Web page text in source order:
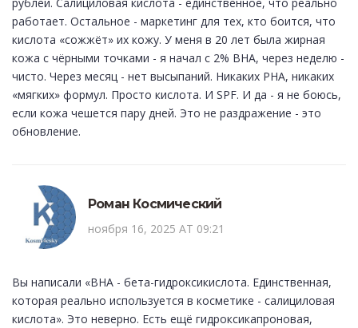
рублей. Салициловая кислота - единственное, что реально
работает. Остальное - маркетинг для тех, кто боится, что
кислота «сожжёт» их кожу. У меня в 20 лет была жирная
кожа с чёрными точками - я начал с 2% BHA, через неделю -
чисто. Через месяц - нет высыпаний. Никаких PHA, никаких
«мягких» формул. Просто кислота. И SPF. И да - я не боюсь,
если кожа чешется пару дней. Это не раздражение - это
обновление.
Роман Космический
ноября 16, 2025 AT 09:21
Вы написали «BHA - бета-гидроксикислота. Единственная,
которая реально используется в косметике - салициловая
кислота». Это неверно. Есть ещё гидроксикапроновая,